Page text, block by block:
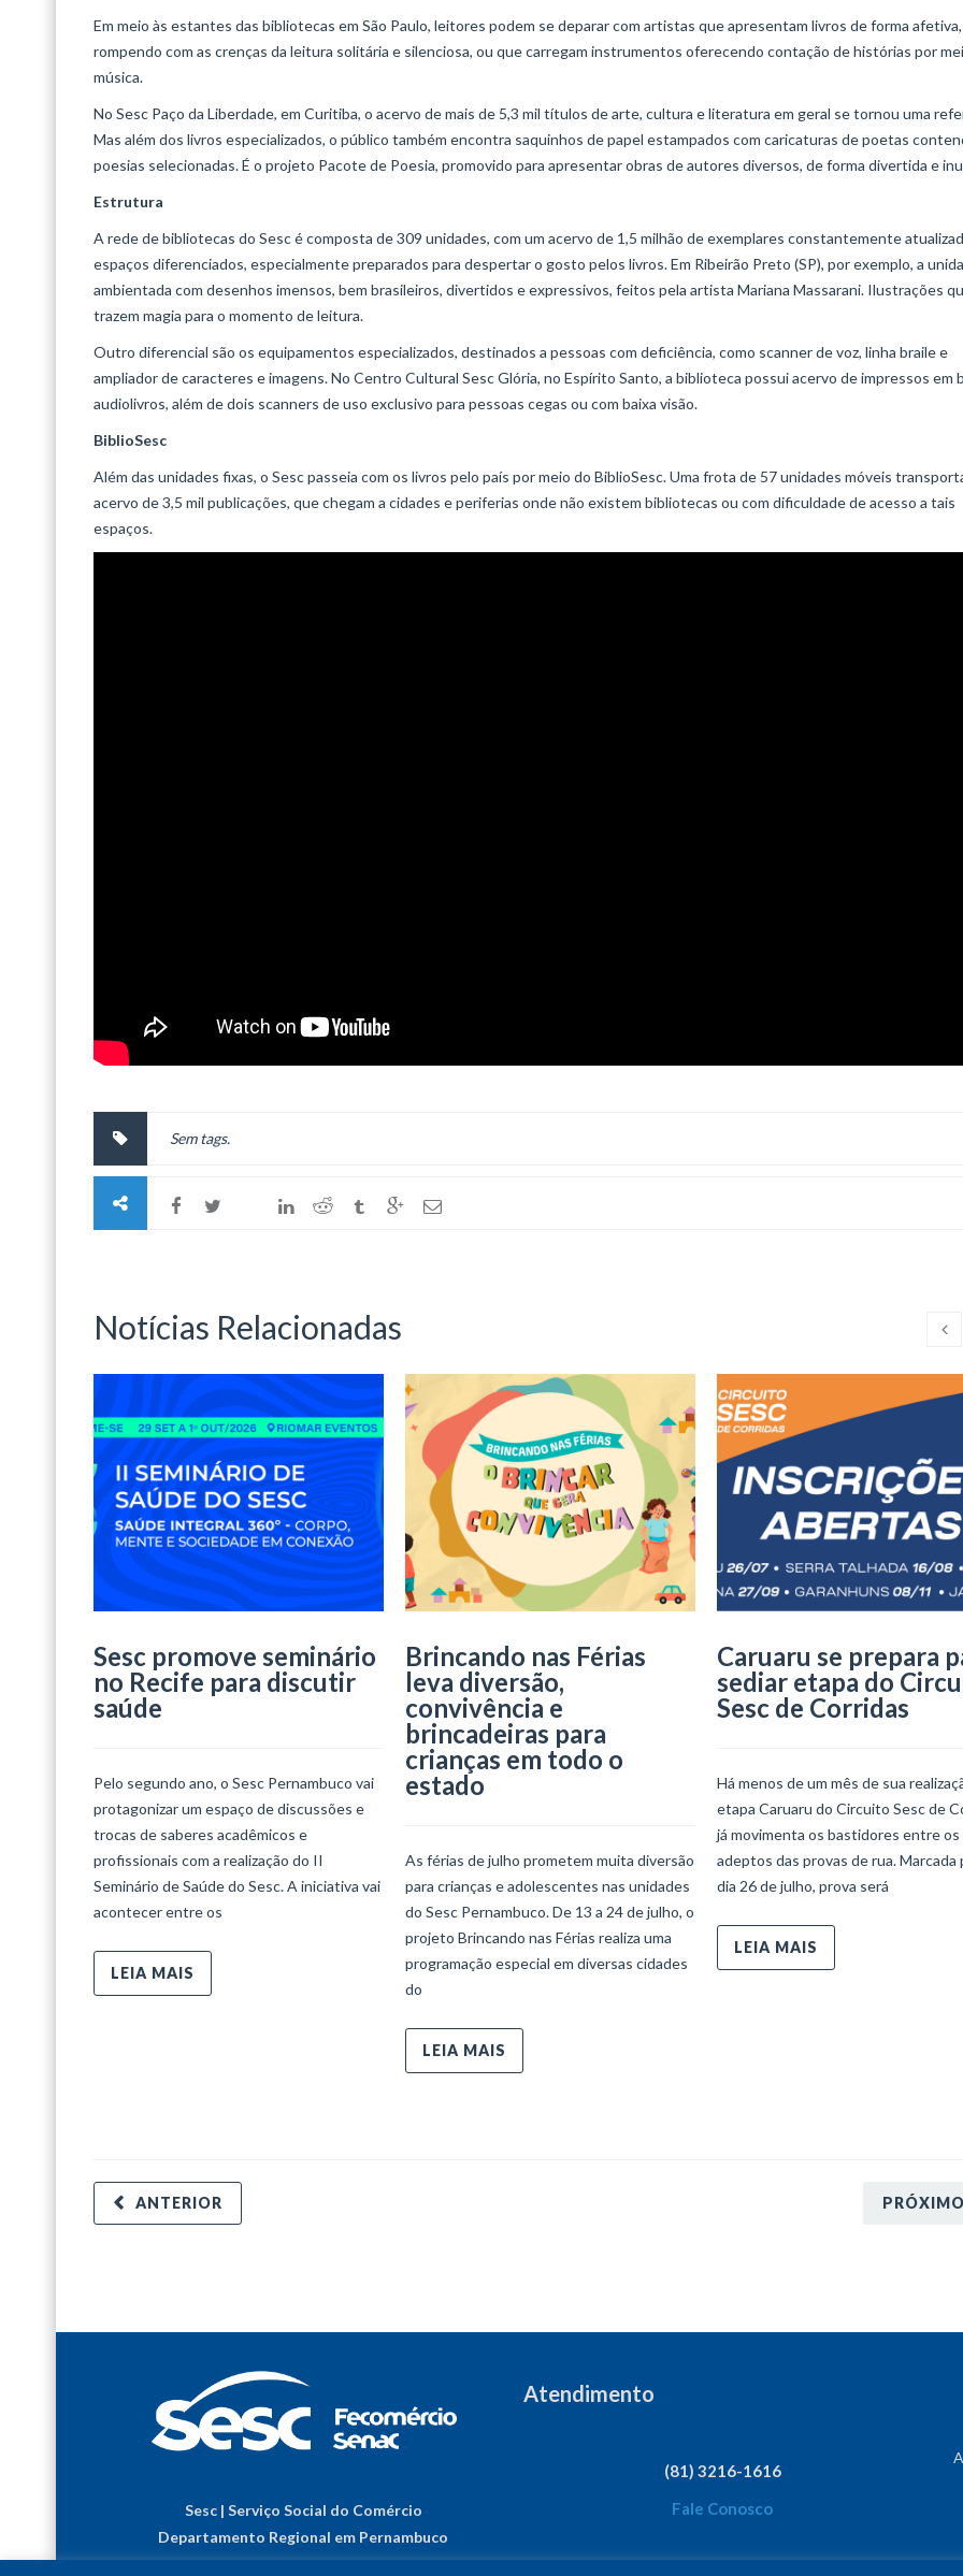
Em meio às estantes das bibliotecas em São Paulo, leitores podem se deparar com artistas que apresentam livros de forma afetiva,
rompendo com as crenças da leitura solitária e silenciosa, ou que carregam instrumentos oferecendo contação de histórias por
música.
No Sesc Paço da Liberdade, em Curitiba, o acervo de mais de 5,3 mil títulos de arte, cultura e literatura em geral se tornou uma
Mas além dos livros especializados, o público também encontra saquinhos de papel estampados com caricaturas de poetas
poesias selecionadas. É o projeto Pacote de Poesia, promovido para apresentar obras de autores diversos, de forma divertida e
Estrutura
A rede de bibliotecas do Sesc é composta de 309 unidades, com um acervo de 1,5 milhão de exemplares constantemente
espaços diferenciados, especialmente preparados para despertar o gosto pelos livros. Em Ribeirão Preto (SP), por exemplo, a
ambientada com desenhos imensos, bem brasileiros, divertidos e expressivos, feitos pela artista Mariana Massarani. Ilustrações
trazem magia para o momento de leitura.
Outro diferencial são os equipamentos especializados, destinados a pessoas com deficiência, como scanner de voz, linha braile e
ampliador de caracteres e imagens. No Centro Cultural Sesc Glória, no Espírito Santo, a biblioteca possui acervo de impressos em
audiolivros, além de dois scanners de uso exclusivo para pessoas cegas ou com baixa visão.
BiblioSesc
Além das unidades fixas, o Sesc passeia com os livros pelo país por meio do BiblioSesc. Uma frota de 57 unidades móveis
acervo de 3,5 mil publicações, que chegam a cidades e periferias onde não existem bibliotecas ou com dificuldade de acesso a tais
espaços.
Sem tags.
Notícias Relacionadas
Sesc promove seminário
no Recife para discutir
saúde
Pelo segundo ano, o Sesc Pernambuco vai
protagonizar um espaço de discussões e
trocas de saberes acadêmicos e
profissionais com a realização do II
Seminário de Saúde do Sesc. A iniciativa vai
acontecer entre os
LEIA MAIS
Brincando nas Férias
leva diversão,
convivência e
brincadeiras para
crianças em todo o
estado
As férias de julho prometem muita diversão
para crianças e adolescentes nas unidades
do Sesc Pernambuco. De 13 a 24 de julho, o
projeto Brincando nas Férias realiza uma
programação especial em diversas cidades
do
LEIA MAIS
Caruaru se prepara
sediar etapa do
Sesc de Corridas
Há menos de um mês de sua
etapa Caruaru do Circuito Sesc de
já movimenta os bastidores entre os
adeptos das provas de rua. Marcada
dia 26 de julho, prova será
LEIA MAIS
PRÓXIMO
ANTERIOR
Sesc | Serviço Social do Comércio
Departamento Regional em Pernambuco
Atendimento
(81) 3216-1616
Fale Conosco